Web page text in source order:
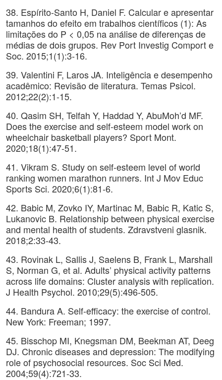
38. Espírito-Santo H, Daniel F. Calcular e apresentar
tamanhos do efeito em trabalhos científicos (1): As
limitações do P < 0,05 na análise de diferenças de
médias de dois grupos. Rev Port Investig Comport e
Soc. 2015;1(1):3-16.
39. Valentini F, Laros JA. Inteligência e desempenho
acadêmico: Revisão de literatura. Temas Psicol.
2012;22(2):1-15.
40. Qasim SH, Telfah Y, Haddad Y, AbuMoh’d MF.
Does the exercise and self-esteem model work on
wheelchair basketball players? Sport Mont.
2020;18(1):47-51.
41. Vikram S. Study on self-esteem level of world
ranking women marathon runners. Int J Mov Educ
Sports Sci. 2020;6(1):81-6.
42. Babic M, Zovko IY, Martinac M, Babic R, Katic S,
Lukanovic B. Relationship between physical exercise
and mental health of students. Zdravstveni glasnik.
2018;2:33-43.
43. Rovinak L, Sallis J, Saelens B, Frank L, Marshall
S, Norman G, et al. Adults’ physical activity patterns
across life domains: Cluster analysis with replication.
J Health Psychol. 2010;29(5):496-505.
44. Bandura A. Self-efficacy: the exercise of control.
New York: Freeman; 1997.
45. Bisschop MI, Knegsman DM, Beekman AT, Deeg
DJ. Chronic diseases and depression: The modifying
role of psychosocial resources. Soc Sci Med.
2004;59(4):721-33.